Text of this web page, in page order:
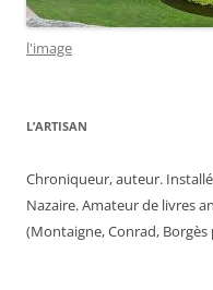
l'image
L’ARTISAN
Chroniqueur, auteur.
Nazaire. Amateur de livres
(Montaigne, Conrad,